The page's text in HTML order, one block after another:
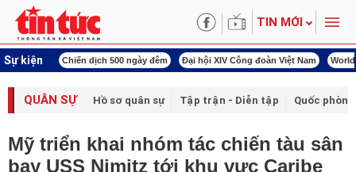
TIN MỚI
Sự kiện
mạng Chiến dịch 500 ngày đêm Đại hội XIV Công đoàn Việt Nam
QUÂN SỰ Hồ sơ quân sự Tập trận - Diễn tập Quốc phòng
Mỹ triển khai nhóm tác chiến tàu sân
bay USS Nimitz tới khu vực Caribe